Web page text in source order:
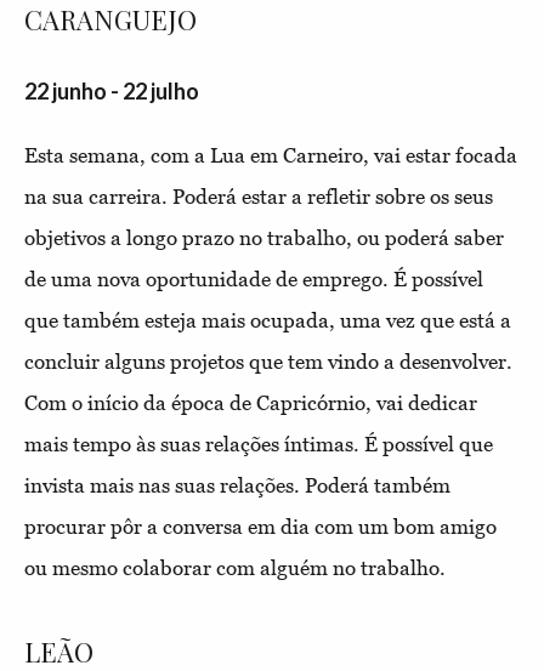
CARANGUEJO
22 junho - 22 julho
Esta semana, com a Lua em Carneiro, vai estar focada
na sua carreira. Poderá estar a refletir sobre os seus
objetivos a longo prazo no trabalho, ou poderá saber
de uma nova oportunidade de emprego. É possível
que também esteja mais ocupada, uma vez que está a
concluir alguns projetos que tem vindo a desenvolver.
Com o início da época de Capricórnio, vai dedicar
mais tempo às suas relações íntimas. É possível que
invista mais nas suas relações. Poderá também
procurar pôr a conversa em dia com um bom amigo
ou mesmo colaborar com alguém no trabalho.
LEÃO